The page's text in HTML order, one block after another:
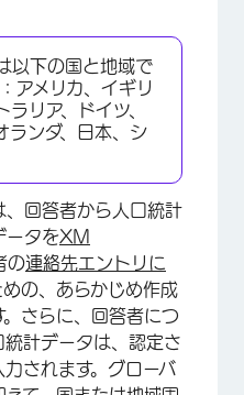
×
以下の国と地域で
アメリカ、イギリ
ラリア、ドイツ、
ランダ、日本、シ
回答者から人口統計
ータをXM
の連絡先エントリに
の、あらかじめ作成
さらに、回答者につ
計データは、認定さ
されます。グローバ